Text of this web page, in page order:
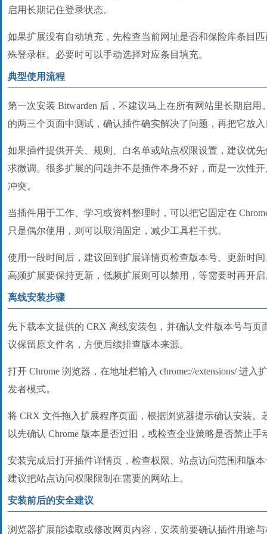
启用长期记住登录状态。
如果扩展没有自动填充，先检查当前网址是否和保险库条目
殊登录框。必要时可以手动选择对应条目填充。
典型使用流程
第一次安装 Bitwarden 后，不建议马上在所有网站里长期启
的两三个页面中测试，确认插件确实解决了问题，再把它放
如果插件提供开关、规则、白名单或站点权限设置，建议优
求微调。很多扩展的问题并不是插件本身不好，而是一次性
冲突。
当插件用于工作、学习或资料整理时，可以把它固定在
只是偶尔使用，则可以取消固定，减少工具栏干扰。
使用一段时间后，建议回到扩展详情页检查版本号、更新时
高频扩展要保持更新，低频扩展则可以禁用，等需要时再开启
离线安装步骤
先下载本文提供的 CRX 离线安装包，并确认文件版本号与页
议保留原文件名，方便后续排查版本来源。
打开 Chrome 浏览器，在地址栏输入 chrome://extensions/ 进
发者模式。
将 CRX 文件拖入扩展程序页面，根据浏览器提示确认安装。
以先确认 Chrome 版本是否过旧，或检查企业策略是否禁止手
安装完成后打开插件详情页，检查权限、站点访问范围和版
建议把站点访问权限限制在需要的网站上。
安装前后的安全建议
浏览器扩展能读取或修改网页内容，安装前要确认插件用途